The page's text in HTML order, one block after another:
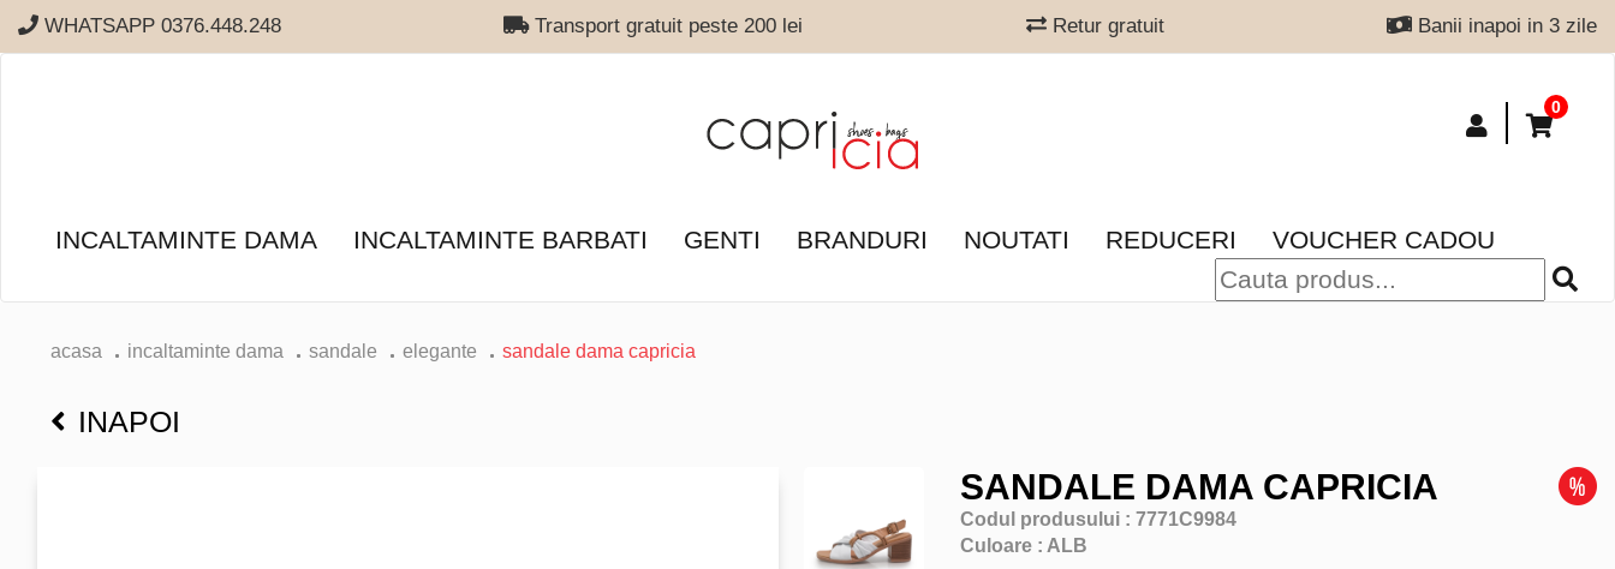
WHATSAPP 0376.448.248 Transport gratuit peste 200 lei Retur gratuit Banii inapoi in 3 zile
0
INCALTAMINTE DAMA INCALTAMINTE BARBATI GENTI BRANDURI NOUTATI REDUCERI VOUCHER CADOU
acasa incaltaminte dama sandale elegante sandale dama capricia
INAPOI
SANDALE DAMA CAPRICIA
Codul produsului : 7771C9984
Culoare : ALB